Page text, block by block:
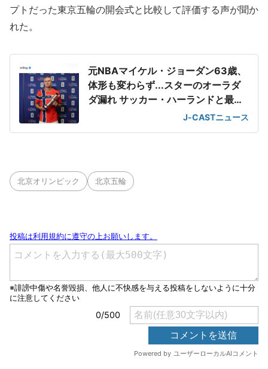
プトだった東京五輪の開会式と比較して評価する声が聞か
れた。
元NBAマイケル・ジョーダン63歳、
体形も変わらず...スターのオーラダ
ダ漏れ サッカー・ハーランドと最強
J-CASTニュース
北京オリンピック 北京五輪